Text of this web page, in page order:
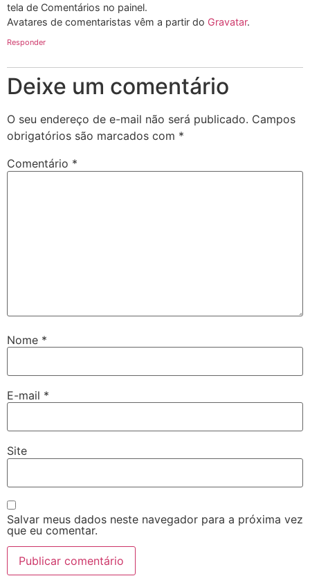
tela de Comentários no painel.
Avatares de comentaristas vêm a partir do Gravatar.
Responder
Deixe um comentário
O seu endereço de e-mail não será publicado. Campos
obrigatórios são marcados com *
Comentário *
Nome *
E-mail *
Site
Salvar meus dados neste navegador para a próxima vez
que eu comentar.